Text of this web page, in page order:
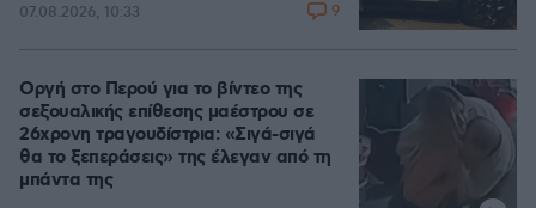
07.08.2026, 10:33 9
Οργή στο Περού για το βίντεο της
σεξουαλικής επίθεσης μαέστρου σε
26χρονη τραγουδίστρια: «Σιγά-σιγά
θα το ξεπεράσεις» της έλεγαν από τη
μπάντα της